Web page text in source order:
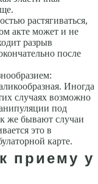
растягиваться,
акте может и не
разрыв
после
Иногда
случаях возможно
под
же бывают случаи
это в
карте.
приему у